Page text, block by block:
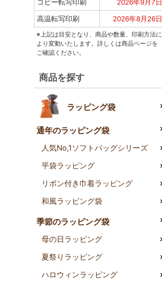
コピー転写印刷 2026年9月7日
高温転写印刷 2026年8月26日
※上記は目安となり、商品や数量、印刷方法に
より変動いたします。詳しくは商品ページを
ご確認ください。
商品を探す
ラッピング袋
通年のラッピング袋
人気No,1ソフトバッグシリーズ
平袋ラッピング
リボン付き巾着ラッピング
和風ラッピング袋
季節のラッピング袋
母の日ラッピング
夏祭りラッピング
ハロウィンラッピング